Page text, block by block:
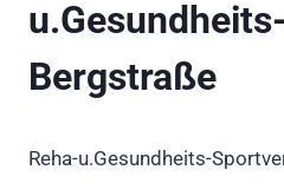
Bergstraße
Reha-u.Gesundheits-